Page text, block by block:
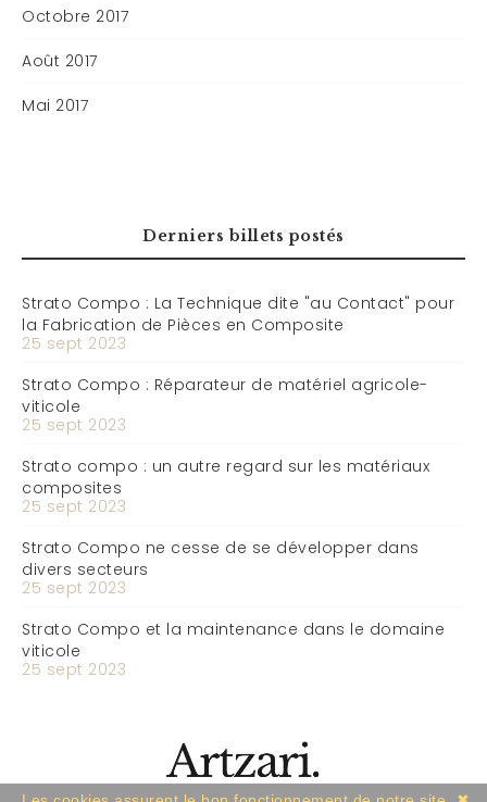
Octobre 2017
Août 2017
Mai 2017
Derniers billets postés
Strato Compo : La Technique dite "au Contact" pour
la Fabrication de Pièces en Composite
25 sept 2023
Strato Compo : Réparateur de matériel agricole-
viticole
25 sept 2023
Strato compo : un autre regard sur les matériaux
composites
25 sept 2023
Strato Compo ne cesse de se développer dans
divers secteurs
25 sept 2023
Strato Compo et la maintenance dans le domaine
viticole
25 sept 2023